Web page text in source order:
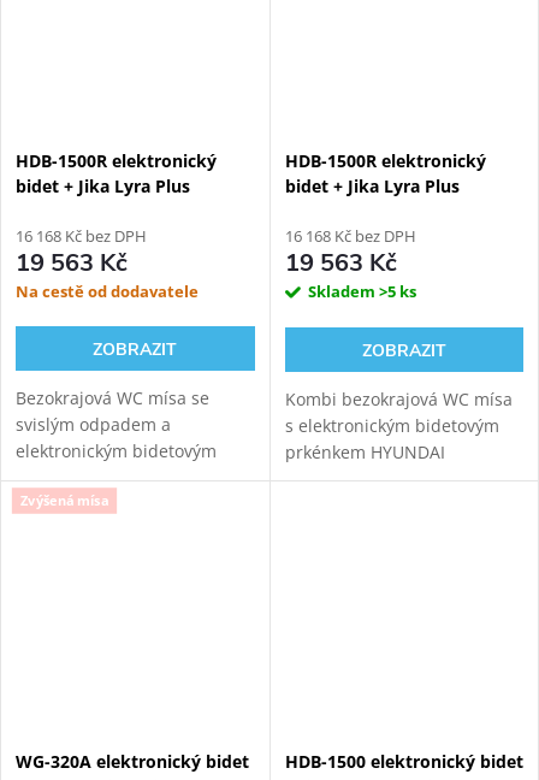
HDB-1500R elektronický
bidet + Jika Lyra Plus
odpad
16 168 Kč bez DPH
19 563 Kč
Na cestě od dodavatele
ZOBRAZIT
Bezokrajová WC mísa se
svislým odpadem a
elektronickým bidetovým
prkénkem Hyundai Wacortec
pro komfortní zadní mytí,
HDB-1500R elektronický
bidet + Jika Lyra Plus
odpad
16 168 Kč bez DPH
19 563 Kč
Skladem >5 ks
ZOBRAZIT
Kombi bezokrajová WC mísa
s elektronickým bidetovým
prkénkem HYUNDAI
Wacortec pro komfortní
Zvýšená mísa
WG-320A elektronický bidet
HDB-1500 elektronický bidet